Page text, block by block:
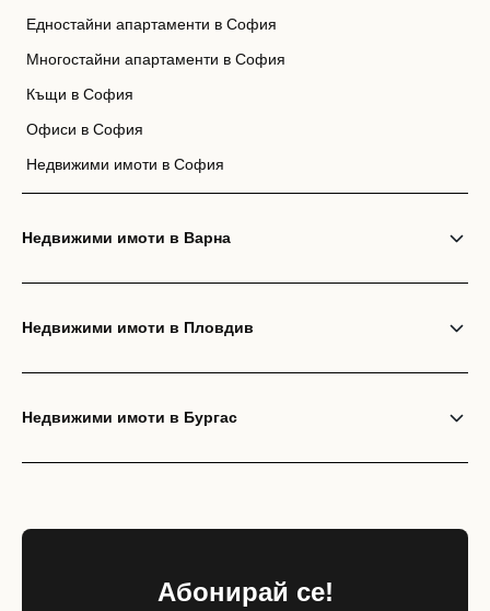
Едностайни апартаменти в София
Многостайни апартаменти в София
Къщи в София
Офиси в София
Недвижими имоти в София
Недвижими имоти в Варна
Недвижими имоти в Пловдив
Недвижими имоти в Бургас
Абонирай се!